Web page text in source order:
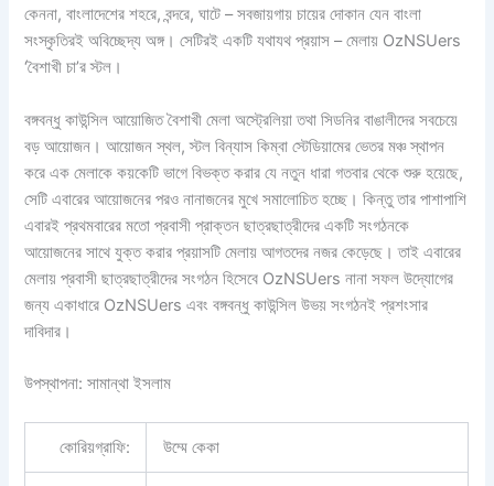
কেননা, বাংলাদেশের শহরে, বন্দরে, ঘাটে – সবজায়গায় চায়ের দোকান যেন বাংলা
সংস্কৃতিরই অবিচ্ছেদ্য অঙ্গ। সেটিরই একটি যথাযথ প্রয়াস – মেলায় OzNSUers
‘বৈশাখী চা’র স্টল।
বঙ্গবন্ধু কাউন্সিল আয়োজিত বৈশাখী মেলা অস্ট্রেলিয়া তথা সিডনির বাঙালীদের সবচেয়ে
বড় আয়োজন। আয়োজন স্থল, স্টল বিন্যাস কিম্বা স্টেডিয়ামের ভেতর মঞ্চ স্থাপন
করে এক মেলাকে কয়কেটি ভাগে বিভক্ত করার যে নতুন ধারা গতবার থেকে শুরু হয়েছে,
সেটি এবারের আয়োজনের পরও নানাজনের মুখে সমালোচিত হচ্ছে। কিন্তু তার পাশাপাশি
এবারই প্রথমবারের মতো প্রবাসী প্রাক্তন ছাত্রছাত্রীদের একটি সংগঠনকে
আয়োজনের সাথে যুক্ত করার প্রয়াসটি মেলায় আগতদের নজর কেড়েছে। তাই এবারের
মেলায় প্রবাসী ছাত্রছাত্রীদের সংগঠন হিসেবে OzNSUers নানা সফল উদ্যোগের
জন্য একাধারে OzNSUers এবং বঙ্গবন্ধু কাউন্সিল উভয় সংগঠনই প্রশংসার
দাবিদার।
উপস্থাপনা: সামান্থা ইসলাম
কোরিয়গ্রাফি: উম্মে কেকা